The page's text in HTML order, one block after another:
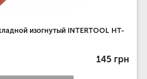
изогнутый INTERTOOL HT-
145 грн